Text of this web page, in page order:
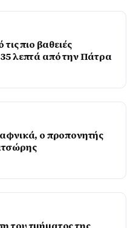
πιο βαθειές
λεπτά από την Πάτρα
ο προπονητής